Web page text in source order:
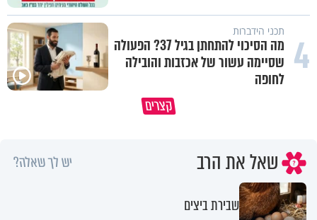
4 תכני הידברות
מה הסיכוי להתחתן בגיל 37? הפעולה
שסיימה עשור של אכזבות והובילה
לחופה
קצריםתשתמש באהבה של השם לטובתך
פותחים פתח קטן - ומקבלים
שאל את הרב יש לך שאלה?
שבירת ביצים